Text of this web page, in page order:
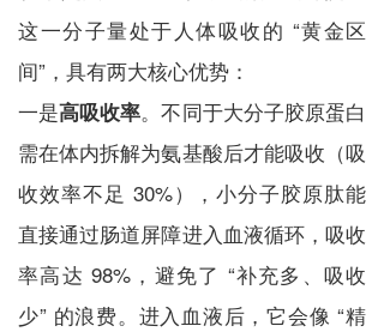
这一分子量处于人体吸收的 “黄金区
间”，具有两大核心优势：
一是高吸收率。不同于大分子胶原蛋白
需在体内拆解为氨基酸后才能吸收（吸
收效率不足 30%），小分子胶原肽能
直接通过肠道屏障进入血液循环，吸收
率高达 98%，避免了 “补充多、吸收
少” 的浪费。进入血液后，它会像 “精